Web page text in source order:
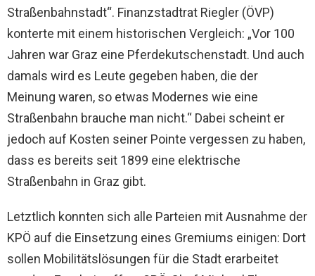
Straßenbahnstadt“. Finanzstadtrat Riegler (ÖVP)
konterte mit einem historischen Vergleich: „Vor 100
Jahren war Graz eine Pferdekutschenstadt. Und auch
damals wird es Leute gegeben haben, die der
Meinung waren, so etwas Modernes wie eine
Straßenbahn brauche man nicht.“ Dabei scheint er
jedoch auf Kosten seiner Pointe vergessen zu haben,
dass es bereits seit 1899 eine elektrische
Straßenbahn in Graz gibt.
Letztlich konnten sich alle Parteien mit Ausnahme der
KPÖ auf die Einsetzung eines Gremiums einigen: Dort
sollen Mobilitätslösungen für die Stadt erarbeitet